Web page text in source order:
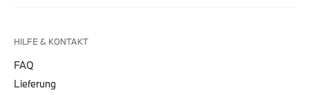
HILFE & KONTAKT
FAQ
Lieferung